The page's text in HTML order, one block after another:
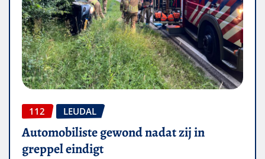
112 LEUDAL
Automobiliste gewond nadat zij in
greppel eindigt